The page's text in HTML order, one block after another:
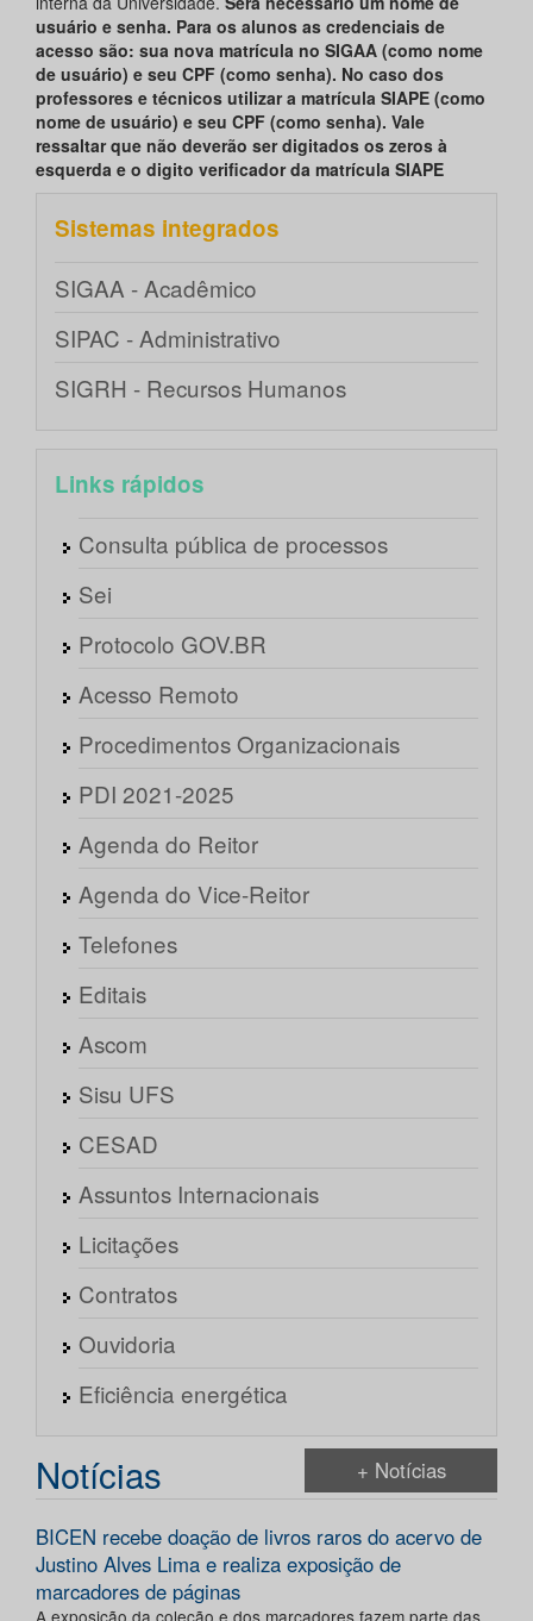
usuário e senha. Para os alunos as credenciais de
acesso são: sua nova matrícula no SIGAA (como nome
de usuário) e seu CPF (como senha). No caso dos
professores e técnicos utilizar a matrícula SIAPE (como
nome de usuário) e seu CPF (como senha). Vale
ressaltar que não deverão ser digitados os zeros à
esquerda e o digito verificador da matrícula SIAPE
Sistemas integrados
SIGAA - Acadêmico
SIPAC - Administrativo
SIGRH - Recursos Humanos
Links rápidos
Consulta pública de processos
Sei
Protocolo GOV.BR
Acesso Remoto
Procedimentos Organizacionais
PDI 2021-2025
Agenda do Reitor
Agenda do Vice-Reitor
Telefones
Editais
Ascom
Sisu UFS
CESAD
Assuntos Internacionais
Licitações
Contratos
Ouvidoria
Eficiência energética
Notícias + Notícias
BICEN recebe doação de livros raros do acervo de
Justino Alves Lima e realiza exposição de
marcadores de páginas